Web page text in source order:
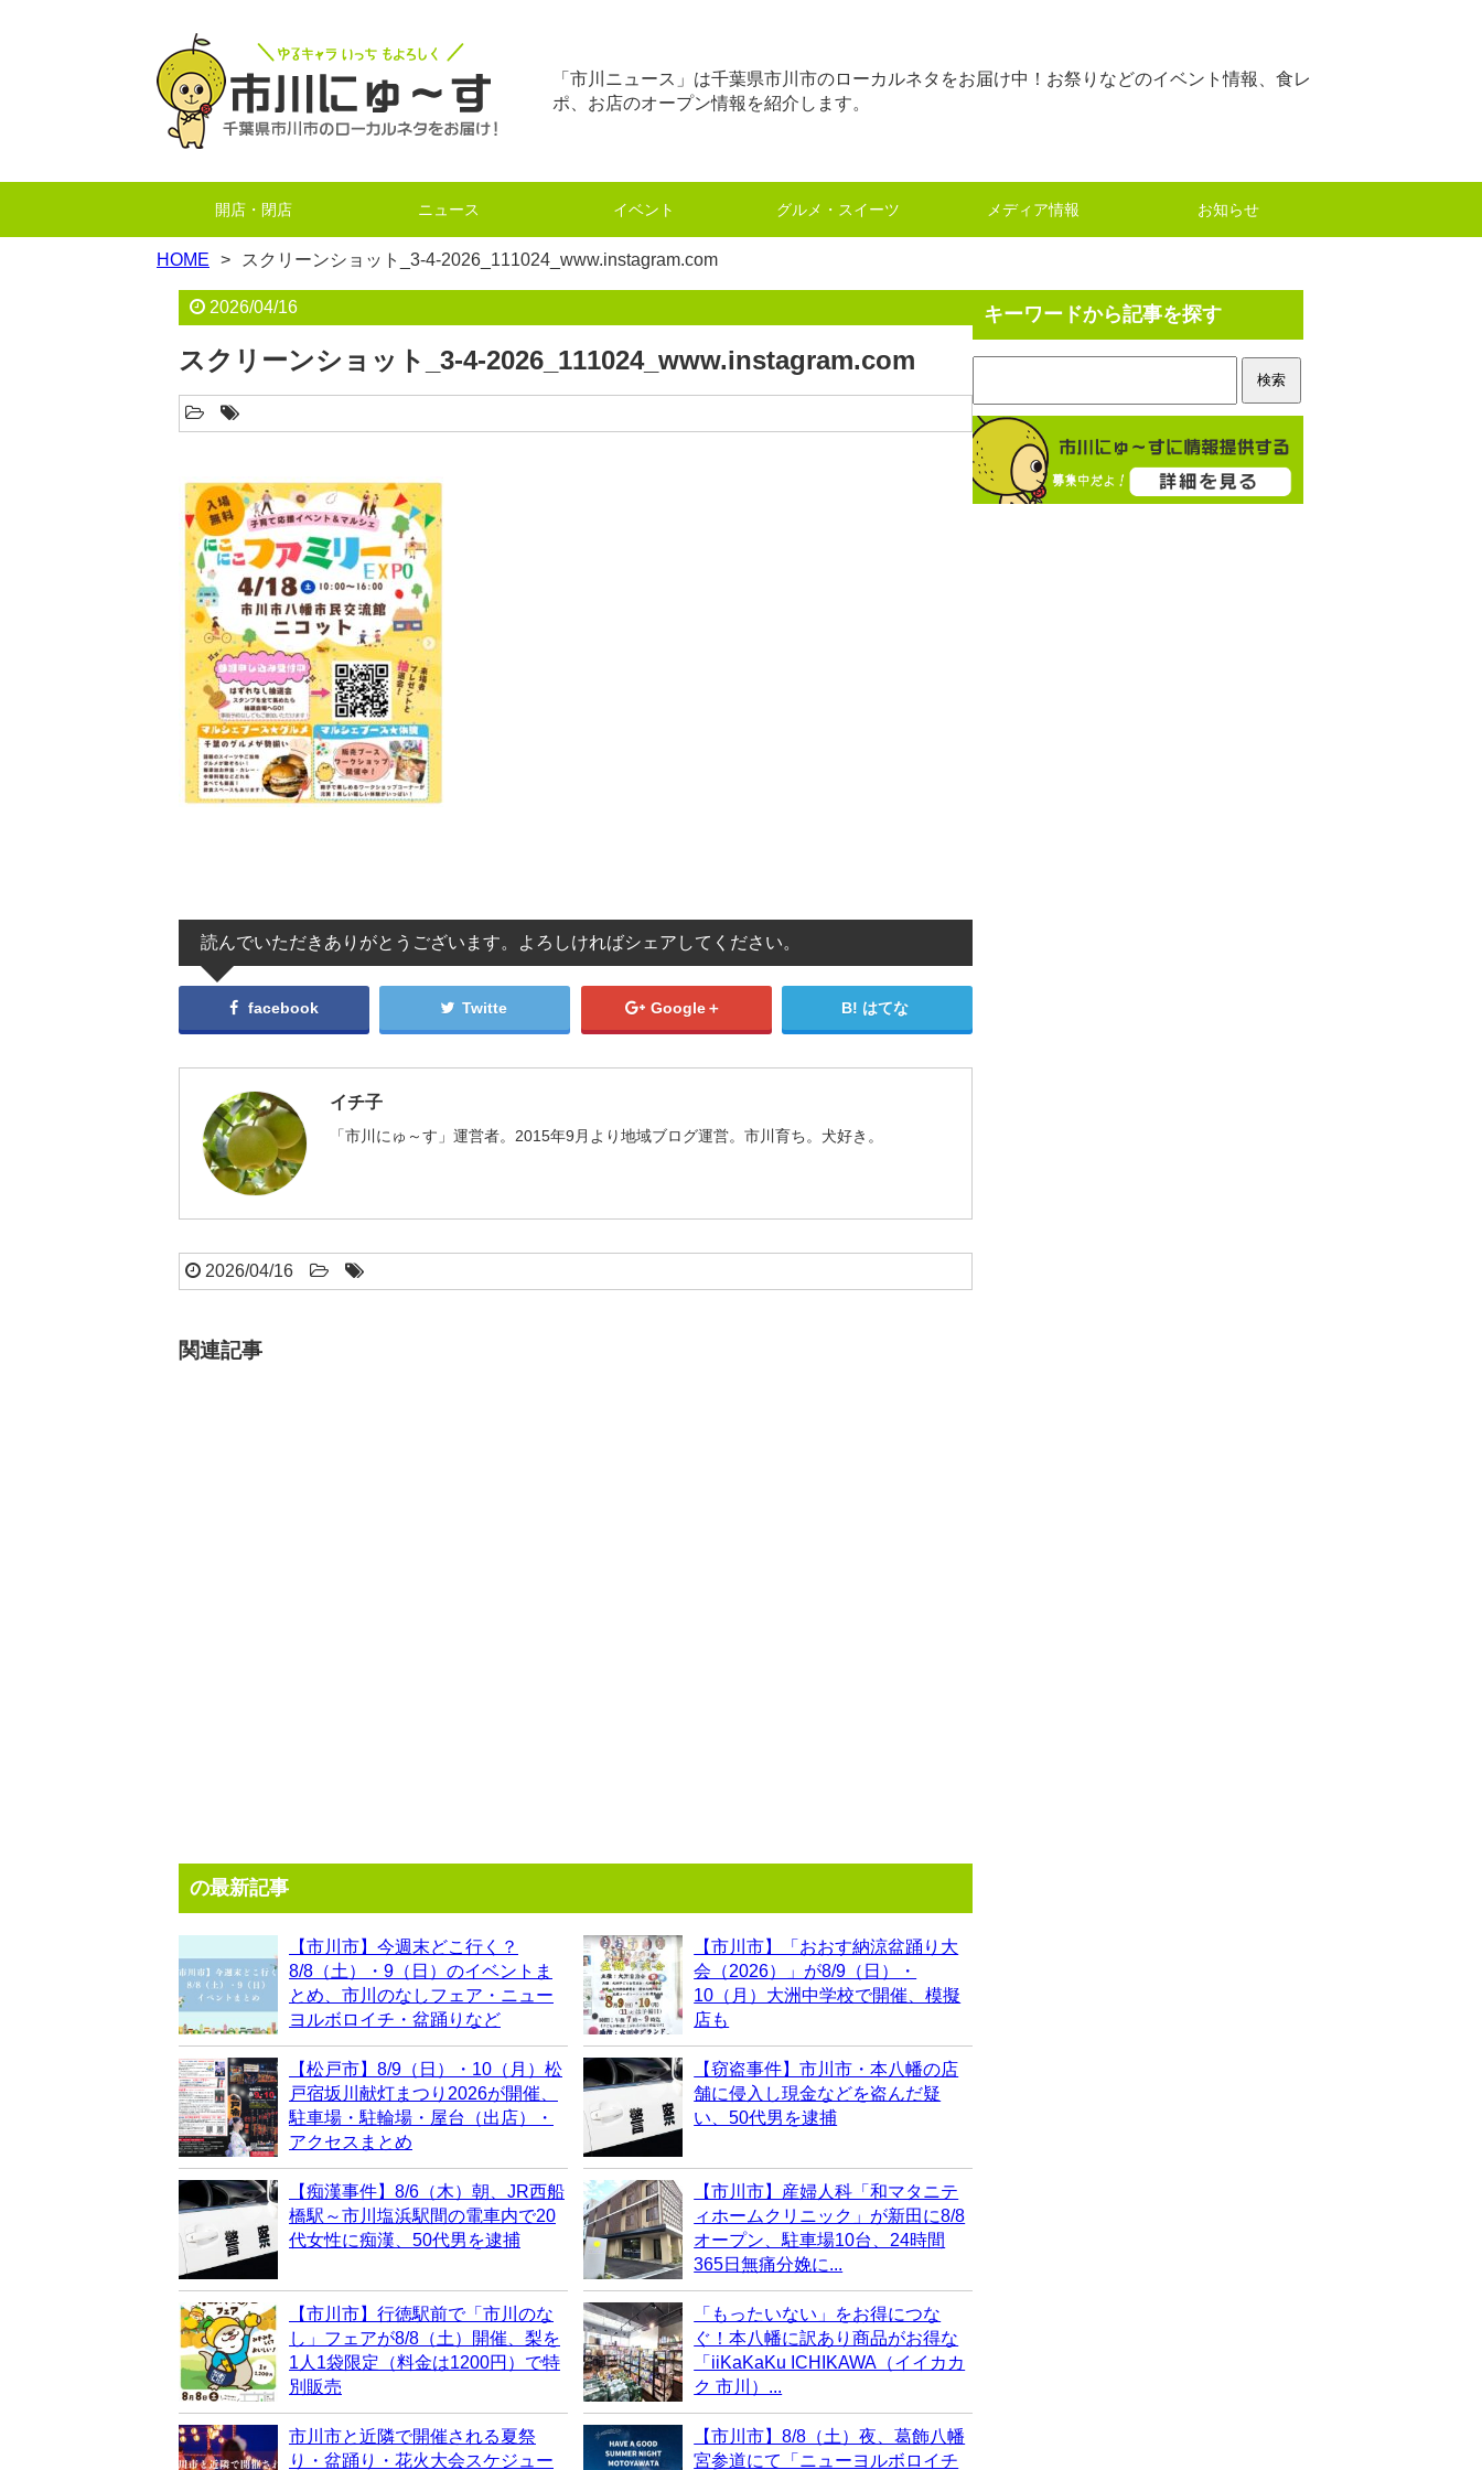
「市川ニュース」は千葉県市川市のローカルネタをお届け中！お祭りなどのイベント情報、食レ
ポ、お店のオープン情報を紹介します。
開店・閉店 ニュース イベント グルメ・スイーツ メディア情報 お知らせ
HOME スクリーンショット_3-4-2026_111024_www.instagram.com
2026/04/16
スクリーンショット_3-4-2026_111024_www.instagram.com
読んでいただきありがとうございます。よろしければシェアしてください。
facebook Twitte Google＋ はてな
イチ子
「市川にゅ～す」運営者。2015年9月より地域ブログ運営。市川育ち。犬好き。
2026/04/16
関連記事
の最新記事
【市川市】今週末どこ行く？
8/8（土）・9（日）のイベントま
とめ、市川のなしフェア・ニュー
ヨルボロイチ・盆踊りなど
【市川市】「おおす納涼盆踊り大
会（2026）」が8/9（日）・
10（月）大洲中学校で開催、模擬
店も
【松戸市】8/9（日）・10（月）松
戸宿坂川献灯まつり2026が開催、
駐車場・駐輪場・屋台（出店）・
アクセスまとめ
【窃盗事件】市川市・本八幡の店
舗に侵入し現金などを盗んだ疑
い、50代男を逮捕
【痴漢事件】8/6（木）朝、JR西船
橋駅～市川塩浜駅間の電車内で20
代女性に痴漢、50代男を逮捕
【市川市】産婦人科「和マタニテ
ィホームクリニック」が新田に8/8
オープン、駐車場10台、24時間
365日無痛分娩に...
【市川市】行徳駅前で「市川のな
し」フェアが8/8（土）開催、梨を
1人1袋限定（料金は1200円）で特
別販売
「もったいない」をお得につな
ぐ！本八幡に訳あり商品がお得な
「iiKaKaKu ICHIKAWA（イイカカ
ク 市川）...
市川市と近隣で開催される夏祭
り・盆踊り・花火大会スケジュー
【市川市】8/8（土）夜、葛飾八幡
宮参道にて「ニューヨルボロイチ
キーワードから記事を探す